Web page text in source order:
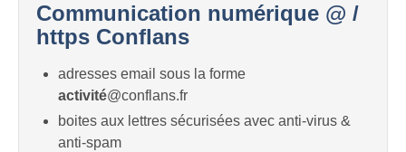
Communication numérique @ /
https Conflans
adresses email sous la forme
activité@conflans.fr
boites aux lettres sécurisées avec anti-virus &
anti-spam